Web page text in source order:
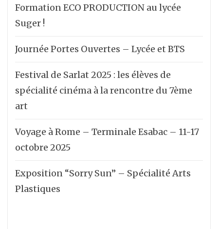
Formation ECO PRODUCTION au lycée
Suger !
Journée Portes Ouvertes – Lycée et BTS
Festival de Sarlat 2025 : les élèves de
spécialité cinéma à la rencontre du 7ème
art
Voyage à Rome – Terminale Esabac – 11-17
octobre 2025
Exposition “Sorry Sun” – Spécialité Arts
Plastiques